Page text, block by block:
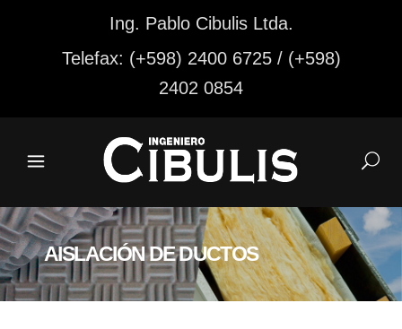
Ing. Pablo Cibulis Ltda.
Telefax: (+598) 2400 6725 / (+598)
2402 0854
AISLACIÓN DE DUCTOS